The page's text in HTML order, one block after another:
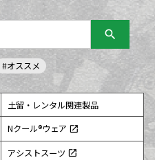
search
#オススメ
土留・レンタル関連製品
Nクール®ウェア open_in_new
アシストスーツ open_in_new